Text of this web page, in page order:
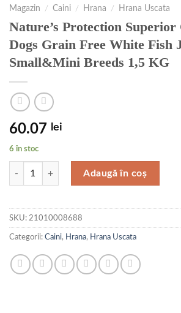
Magazin / Caini / Hrana / Hrana Uscata
Nature’s Protection
Dogs Grain Free White Fish
Small&Mini Breeds 1,5 KG
60.07 lei
6 în stoc
Cantitate Nature's Protection Superior Care
Adaugă în coș
SKU: 21010008688
Categorii: Caini, Hrana, Hrana Uscata